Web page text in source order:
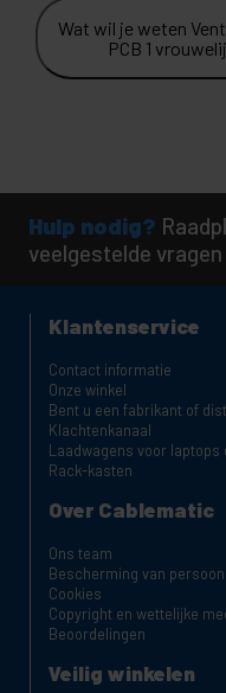
Wat wil je weten
PCB 1
Hulp nodig?
veelgestelde
Klantenservice
Contact informatie
Onze winkel
Bent u een fabrikant of
Klachtenkanaal
Laadwagens voor laptops
Rack-kasten
Over Cablematic
Ons team
Bescherming van
Cookies
Copyright en wettelijke
Beoordelingen
Veilig winkelen